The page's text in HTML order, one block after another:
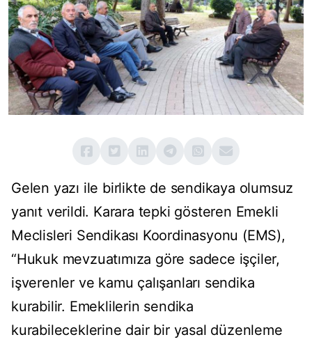
Gelen yazı ile birlikte de sendikaya olumsuz
yanıt verildi. Karara tepki gösteren Emekli
Meclisleri Sendikası Koordinasyonu (EMS),
“Hukuk mevzuatımıza göre sadece işçiler,
işverenler ve kamu çalışanları sendika
kurabilir. Emeklilerin sendika
kurabileceklerine dair bir yasal düzenleme